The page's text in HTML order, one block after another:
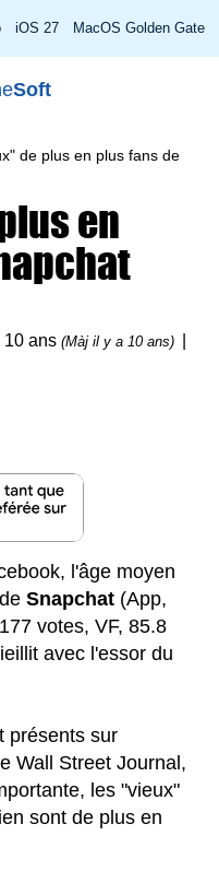
iOS 27 MacOS Golden Gate
Soft
de plus en plus fans de
en
10 ans(Màj il y a 10 ans)
l'âge moyen
deSnapchat (App,
votes, VF, 85.8
avec l'essor du
présents sur
Wall Street Journal,
les "vieux"
sont de plus en